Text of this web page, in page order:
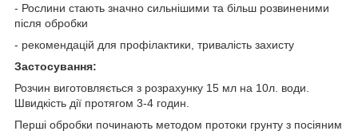
- Рослини стають значно сильнішими та більш розвиненими
після обробки
- рекомендацій для профілактики, тривалість захисту
Застосування:
Розчин виготовляється з розрахунку 15 мл на 10л. води.
Швидкість дії протягом 3-4 годин.
Перші обробки починають методом протоки грунту з посіяним